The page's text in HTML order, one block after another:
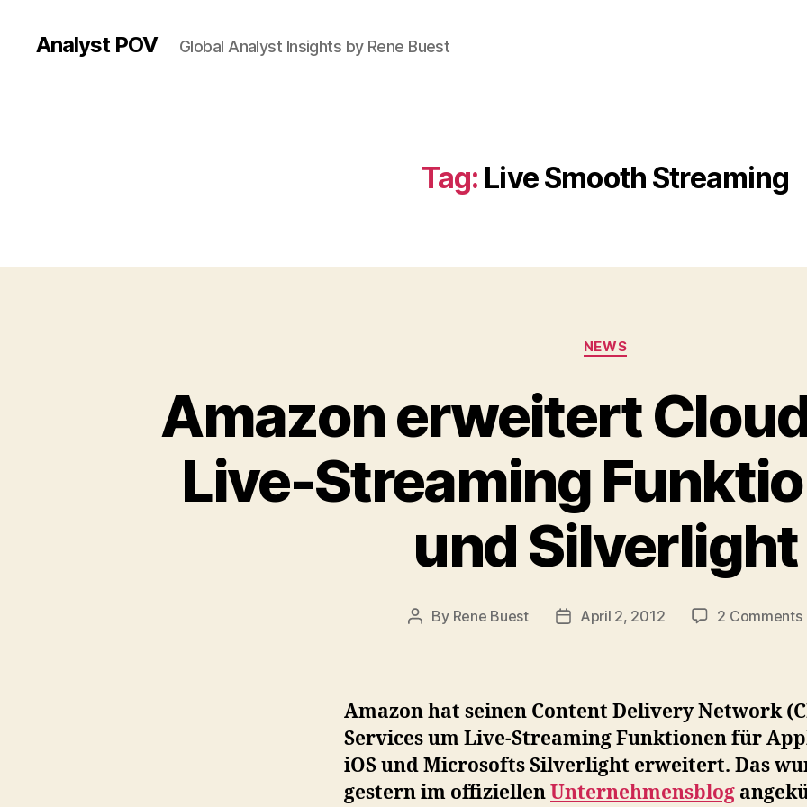
Analyst POV Global Analyst Insights by Rene Buest
Tag: Live Smooth Streaming
Categories
NEWS
Amazon erweitert
Live-Streaming
und Silverlight
Post
By Rene Buest
PostApril 2, 2012 2 Comments
Amazon hat seinen Content Delivery Network
Services um Live-Streaming Funktionen für
iOS und Microsofts Silverlight erweitert. Das
gestern im offiziellenUnternehmensblog